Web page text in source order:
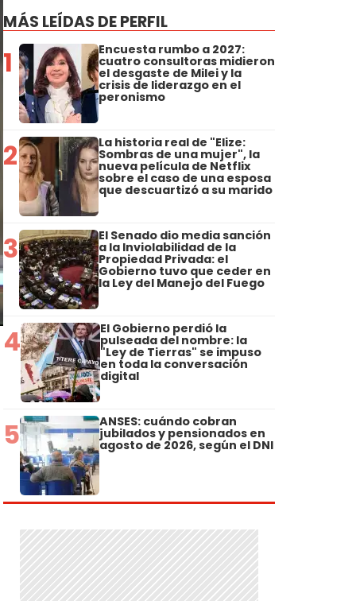
MÁS LEÍDAS DE PERFIL
1 Encuesta rumbo a 2027:
cuatro consultoras midieron
el desgaste de Milei y la
crisis de liderazgo en el
peronismo
2 La historia real de "Elize:
Sombras de una mujer", la
nueva película de Netflix
sobre el caso de una esposa
que descuartizó a su marido
3 El Senado dio media sanción
a la Inviolabilidad de la
Propiedad Privada: el
Gobierno tuvo que ceder en
la Ley del Manejo del Fuego
4 El Gobierno perdió la
pulseada del nombre: la
"Ley de Tierras" se impuso
en toda la conversación
digital
5 ANSES: cuándo cobran
jubilados y pensionados en
agosto de 2026, según el DNI